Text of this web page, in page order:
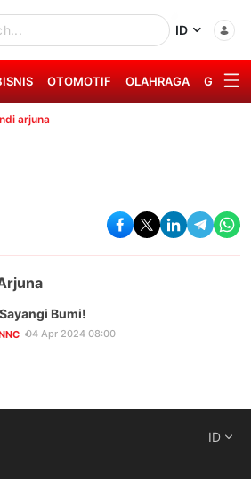
ID
OTOMOTIF OLAHRAGA GAYA
arjuna
Bumi!
04 Apr 2024 08:00
ID